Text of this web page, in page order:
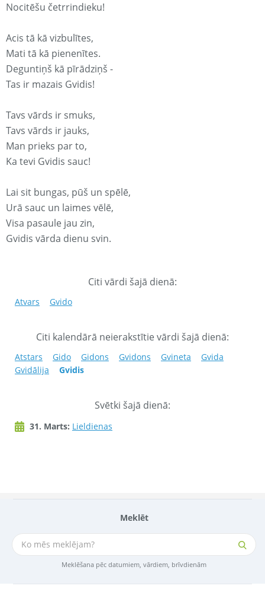
Meklēt
Meklēšana pēc datumiem, vārdiem, brīvdienām
Nocitēšu četrrindieku!
Acis tā kā vizbulītes,
Mati tā kā pienenītes.
Deguntiņš kā pīrādziņš -
Tas ir mazais Gvidis!
Tavs vārds ir smuks,
Tavs vārds ir jauks,
Man prieks par to,
Ka tevi Gvidis sauc!
Lai sit bungas, pūš un spēlē,
Urā sauc un laimes vēlē,
Visa pasaule jau zin,
Gvidis vārda dienu svin.
Citi vārdi šajā dienā:
Atvars Gvido
Citi kalendārā neierakstītie vārdi šajā dienā:
Atstars Gido Gidons Gvidons Gvineta
Gvida
Gvidālija
Gvidis
Svētki šajā dienā:
31. Marts: Lieldienas